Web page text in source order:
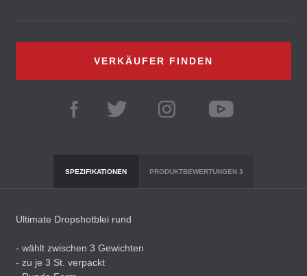
VERKÄUFER FINDEN
SPEZIFIKATIONEN PRODUKTBEWERTUNGEN3
Ultimate Dropshotblei rund
- wählt zwischen 3 Gewichten
- zu je 3 St. verpackt